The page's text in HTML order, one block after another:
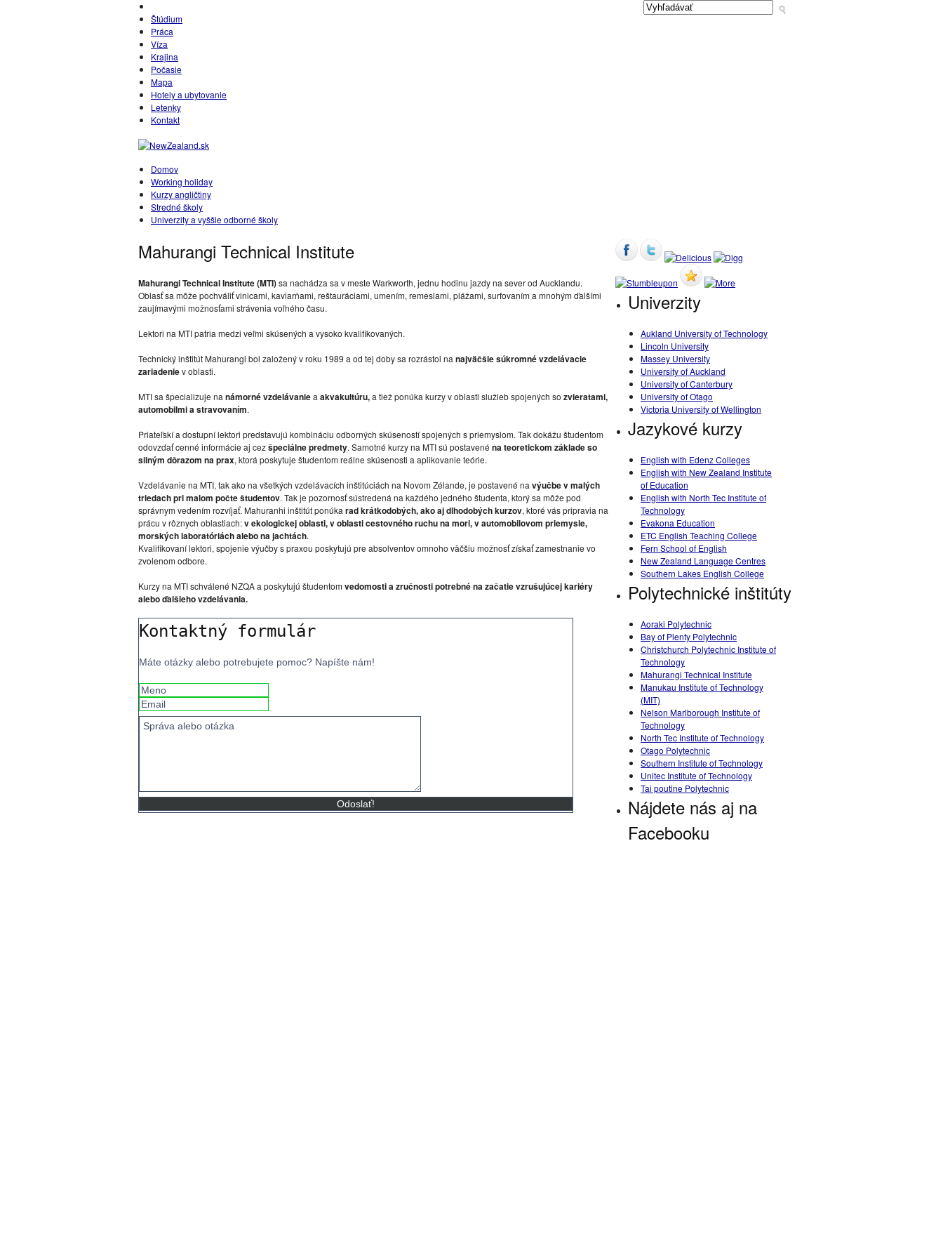
Štúdium
Práca
Víza
Krajina
Počasie
Mapa
Hotely a ubytovanie
Letenky
Kontakt
Domov
Working holiday
Kurzy angličtiny
Stredné školy
Univerzity a vyššie odborné školy
Mahurangi Technical Institute
Mahurangi Technical Institute (MTI)sa nachádza sa v meste Warkworth, jednu hodinu jazdy na sever od Aucklandu.
Oblasť sa môže pochváliť vinicami, kaviarňami, reštauráciami, umením, remeslami, plážami, surfovaním a mnohým ďalšími
zaujímavými možnosťami strávenia voľného času.
Lektori na MTI patria medzi veľmi skúsených a vysoko kvalifikovaných.
Technický inštitút Mahurangi bol založený v roku 1989 a od tej doby sa rozrástol na najväčšie súkromné ​​vzdelávacie
zariadeniev oblasti.
MTI sa špecializuje na námorné vzdelávaniea akvakultúru,a tiež ponúka kurzy v oblasti služieb spojených so zvieratami,
automobilmi a stravovaním.
Priateľskí a dostupní lektori predstavujú kombináciu odborných skúseností spojených s priemyslom. Tak dokážu študentom
odovzdať cenné informácie aj cezšpeciálne predmety. Samotné kurzy na MTI sú postavené na teoretickom základe so
silným dôrazom na prax, ktorá poskytuje študentom reálne skúsenosti a aplikovanie teórie.
Vzdelávanie na MTI, tak ako na všetkých vzdelávacích inštitúciách na Novom Zélande, je postavené na výučbe v malých
triedach pri malom počte študentov. Tak je pozornosť sústredená na každého jedného študenta, ktorý sa môže pod
správnym vedením rozvíjať. Mahuranhi inštitút ponúka rad krátkodobých, ako aj dlhodobých kurzov, ktoré vás pripravia na
prácu v rôznych oblastiach:v ekologickej oblasti, v oblasti cestovného ruchu na mori, v automobilovom priemysle,
morských laboratóriách alebo na jachtách.
Kvalifikovaní lektori, spojenie výučby s praxou poskytujú pre absolventov omnoho väčšiu možnosť získať zamestnanie vo
zvolenom odbore.
Kurzy na MTI schválené NZQA a poskytujú študentomvedomosti a zručnosti potrebné na začatie vzrušujúcej kariéry
alebo ďalšieho vzdelávania.
Kontaktný formulár
Máte otázky alebo potrebujete pomoc? Napíšte nám!
Univerzity
Aukland University of Technology
Lincoln University
Massey University
University of Auckland
University of Canterbury
University of Otago
Victoria University of Wellington
Jazykové kurzy
English with Edenz Colleges
English with New Zealand Institute
of Education
English with North Tec Institute of
Technology
Evakona Education
ETC English Teaching College
Fern School of English
New Zealand Language Centres
Southern Lakes English College
Polytechnické inštitúty
Aoraki Polytechnic
Bay of Plenty Polytechnic
Christchurch Polytechnic Institute of
Technology
Mahurangi Technical Institute
Manukau Institute of Technology
(MIT)
Nelson Marlborough Institute of
Technology
North Tec Institute of Technology
Otago Polytechnic
Southern Institute of Technology
Unitec Institute of Technology
Tai poutine Polytechnic
Nájdete nás aj na
Facebooku